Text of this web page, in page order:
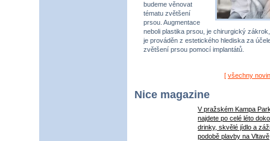
budeme věnovat
tématu zvětšení
prsou. Augmentace
neboli plastika prsou, je chirurgický
je prováděn z estetického hlediska za
zvětšení prsou pomocí implantátů.
[ všechny
Nice magazine
V pražském Kampa
najdete po celé léto
drinky, skvělé jídlo a
podobě plavby na Vltavě